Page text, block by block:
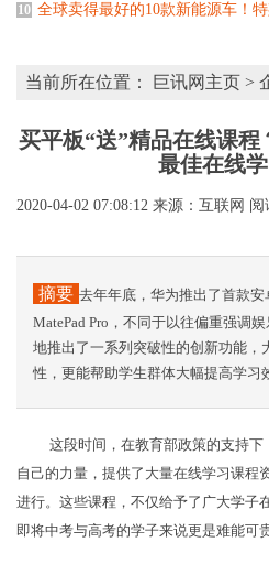
10 全球卖得最好的10款新能源车！
当前所在位置： 巨讯网主页 >
买平板“送”精品在线课程
最佳在线
2020-04-02 07:08:12 来源：互联网 阅
摘要 去年年底，华为推出了首款
MatePad Pro，不同于以往偏重强调
地推出了一系列突破性的创新功能，
性，更能帮助学生群体大幅提高学习
这段时间，在教育部政策的支持
自己的力量，提供了大量在线学习课程
进行。这些课程，不仅给予了广大学子
即将中考与高考的学子来说更是难能可贵